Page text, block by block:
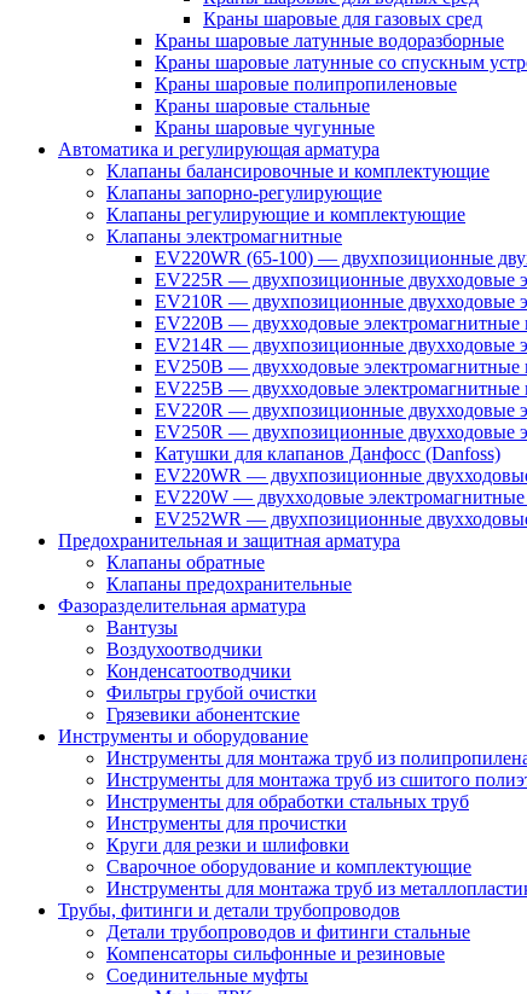
Краны шаровые для газовых сред
Краны шаровые латунные водоразборные
Краны шаровые латунные со спускным
Краны шаровые полипропиленовые
Краны шаровые стальные
Краны шаровые чугунные
Автоматика и регулирующая арматура
Клапаны балансировочные и комплектующие
Клапаны запорно-регулирующие
Клапаны регулирующие и комплектующие
Клапаны электромагнитные
EV220WR (65-100) — двухпозиционные
EV225R — двухпозиционные двухходовые
EV210R — двухпозиционные двухходовые
EV220B — двухходовые
EV214R — двухпозиционные двухходовые
EV250B — двухходовые
EV225B — двухходовые электромагнитные
EV220R — двухпозиционные двухходовые
EV250R — двухпозиционные двухходовые
Катушки для клапанов Данфосс (Danfoss)
EV220WR — двухпозиционные
EV220W — двухходовые
EV252WR — двухпозиционные
Предохранительная и защитная арматура
Клапаны обратные
Клапаны предохранительные
Фазоразделительная арматура
Вантузы
Воздухоотводчики
Конденсатоотводчики
Фильтры грубой очистки
Грязевики абонентские
Инструменты и оборудование
Инструменты для монтажа труб из
Инструменты для монтажа труб из сшитого
Инструменты для обработки стальных труб
Инструменты для прочистки
Круги для резки и шлифовки
Сварочное оборудование и комплектующие
Инструменты для монтажа труб из
Трубы, фитинги и детали трубопроводов
Детали трубопроводов и фитинги стальные
Компенсаторы сильфонные и резиновые
Соединительные муфты